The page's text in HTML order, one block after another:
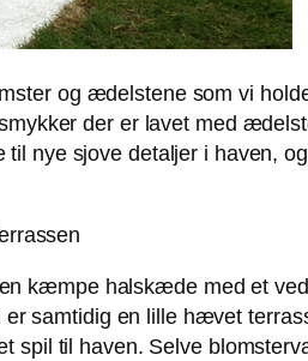
og ædelstene som vi
der er lavet med
til nye sjove detaljer i haven,
kæmpe halskæde med et
samtidig en lille hævet
spil til haven. Selve